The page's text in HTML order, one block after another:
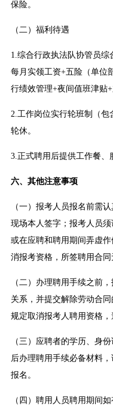
保险。
（二）福利待遇
1.综合行政执法队协管员
每月实领工资+五险（单位
行绩效管理+夜间值班津贴
2.工作岗位实行轮班制（
轮休。
3.正式聘用后提供工作餐、
六、其他注意事项
（一）报考人员报名前需
现场本人签字；报考人员
或在应聘和聘用期间弄虚
消报考资格，所签聘用合同
（二）办理聘用手续之前
关系，并提交解除劳动合
规定取消报考人聘用资格，
（三）应聘者的学历、身
后办理聘用手续必备材料
报名。
（四）聘用人员聘用期间